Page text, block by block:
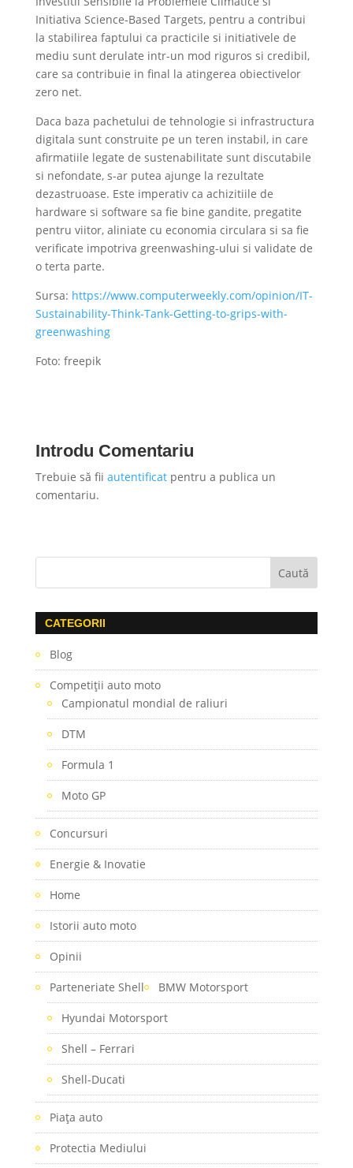
Initiativa Science-Based Targets, pentru a contribui
la stabilirea faptului ca practicile si initiativele de
mediu sunt derulate intr-un mod riguros si credibil,
care sa contribuie in final la atingerea obiectivelor
zero net.
Daca baza pachetului de tehnologie si infrastructura
digitala sunt construite pe un teren instabil, in care
afirmatiile legate de sustenabilitate sunt discutabile
si nefondate, s-ar putea ajunge la rezultate
dezastruoase. Este imperativ ca achizitiile de
hardware si software sa fie bine gandite, pregatite
pentru viitor, aliniate cu economia circulara si sa fie
verificate impotriva greenwashing-ului si validate de
o terta parte.
Sursa: https://www.computerweekly.com/opinion/IT-
Sustainability-Think-Tank-Getting-to-grips-with-
greenwashing
Foto: freepik
Introdu Comentariu
Trebuie să fii autentificatpentru a publica un
comentariu.
CATEGORII
Blog
Competiţii auto moto
Campionatul mondial de raliuri
DTM
Formula 1
Moto GP
Concursuri
Energie & Inovatie
Home
Istorii auto moto
Opinii
Parteneriate Shell BMW Motorsport
Hyundai Motorsport
Shell – Ferrari
Shell-Ducati
Piaţa auto
Protectia Mediului